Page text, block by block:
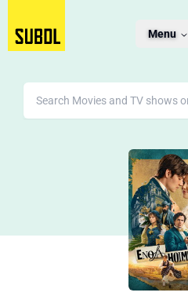
Menu